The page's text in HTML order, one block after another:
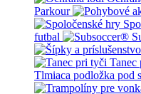
Parkour
futbal
Tanec
Tlmiaca podložka pod